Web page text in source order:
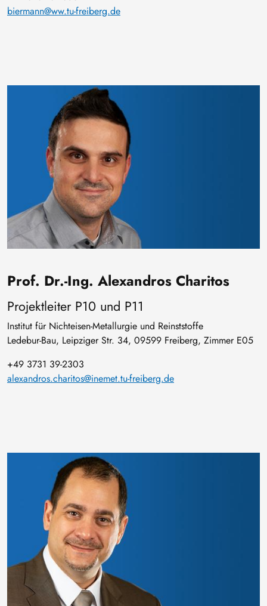
biermann@ww.tu-freiberg.de
Prof. Dr.-Ing. Alexandros Charitos
Projektleiter P10 und P11
Institut für Nichteisen-Metallurgie und Reinststoffe
Ledebur-Bau, Leipziger Str. 34, 09599 Freiberg, Zimmer E05
+49 3731 39-2303
alexandros.charitos@inemet.tu-freiberg.de